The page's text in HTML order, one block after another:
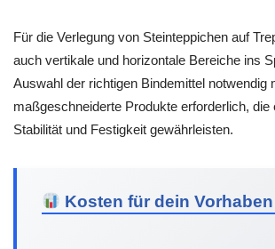
Für die Verlegung von Steinteppichen auf
auch vertikale und horizontale Bereiche ins
Auswahl der richtigen Bindemittel notwendig
maßgeschneiderte Produkte erforderlich, die
Stabilität und Festigkeit gewährleisten.
Kosten für dein